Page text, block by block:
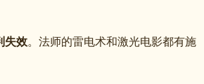
失效。法师的雷电术和激光电影都有施